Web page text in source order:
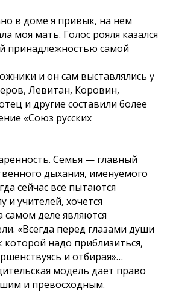
в доме я привык, на нем
моя мать. Голос рояля казался
принадлежностью самой
и он сам выставлялись у
Левитан, Коровин,
и другие составили более
«Союз русских
Семья — главный
дыхания, именуемого
сейчас всё пытаются
и учителей, хочется
деле являются
«Всегда перед глазами души
которой надо приблизиться,
и отбирая»…
модель дает право
и превосходным.